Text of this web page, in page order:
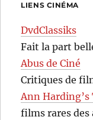
LIENS CINÉMA
DvdClassiks
Fait la part
Abus de Ciné
Critiques de
Ann Harding’s
films rares des